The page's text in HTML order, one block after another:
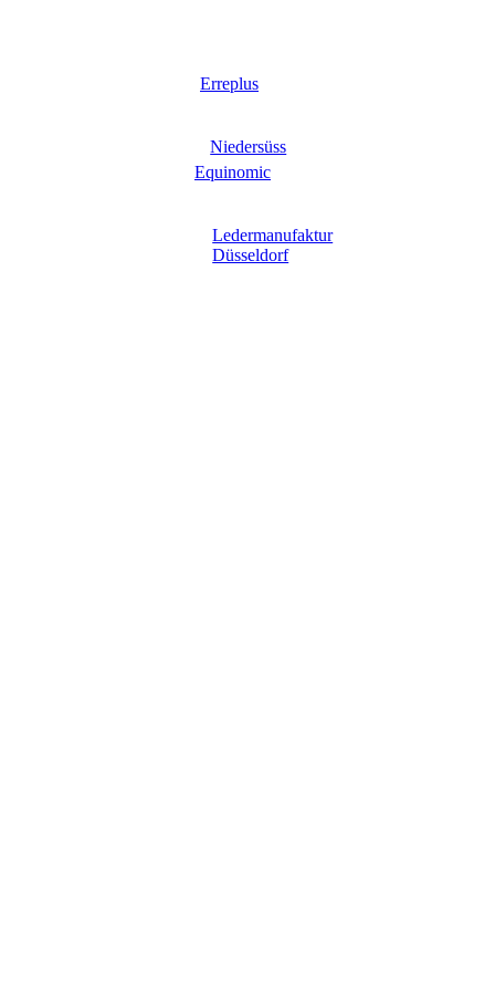
Erreplus
Niedersüss
Equinomic
Ledermanufaktur
Düsseldorf